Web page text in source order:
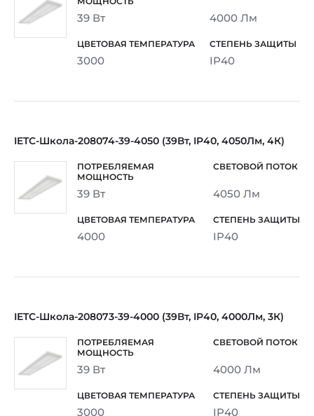
39 Вт 4000 Лм
3000 IP40
IETC-Школа-208074-39-4050 (39Вт, IP40, 4050Лм, 4К)
39 Вт 4050 Лм
4000 IP40
IETC-Школа-208073-39-4000 (39Вт, IP40, 4000Лм, 3К)
39 Вт 4000 Лм
3000 IP40